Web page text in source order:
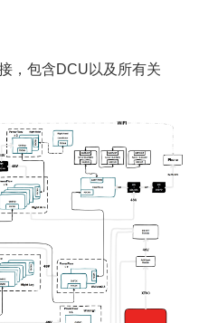
，包含DCU以及所有关